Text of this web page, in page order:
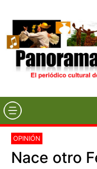
OPINIÓN
Nace otro